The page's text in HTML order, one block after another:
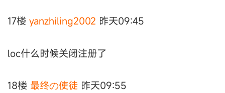
17楼 yanzhiling2002 昨天09:45
loc什么时候关闭注册了
18楼 最终の使徒 昨天09:55